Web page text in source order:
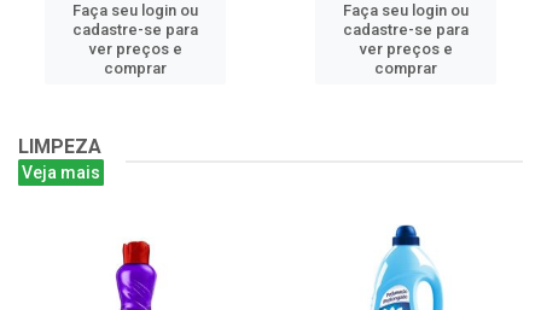
Faça seu login ou
cadastre-se para
ver preços e
comprar
Faça seu login ou
cadastre-se para
ver preços e
comprar
LIMPEZA
Veja mais